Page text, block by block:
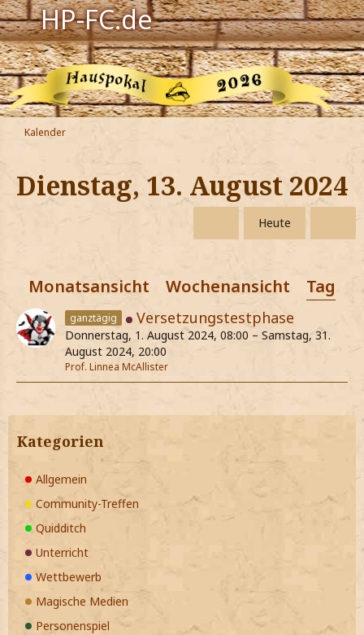
HP-FC.de
Navigation
Harry Potter
Der HP-FC
Hogwarts
Zauberwelt
Jetzt Fanclub-Mitglied werden!
Kalender
Dienstag, 13. August 2024
Heute
Monatsansicht Wochenansicht
ganztägig Versetzungstestphase
Donnerstag, 1. August 2024, 08:00 – Samstag, 31.
August 2024, 20:00
Prof. Linnea McAllister
Kategorien
Allgemein
Community-Treffen
Quidditch
Unterricht
Wettbewerb
Magische Medien
Personenspiel